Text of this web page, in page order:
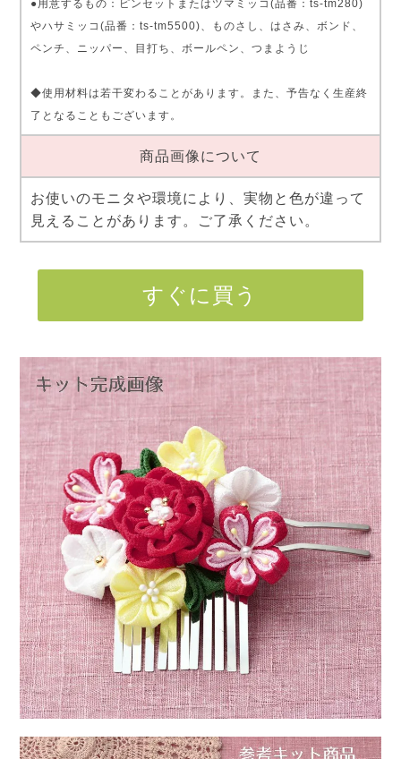
●用意するもの：ピンセットまたはツマミッコ(品番：ts-tm280)
やハサミッコ(品番：ts-tm5500)、ものさし、はさみ、ボンド、
ペンチ、ニッパー、目打ち、ボールペン、つまようじ
◆使用材料は若干変わることがあります。また、予告なく生産終
了となることもございます。
商品画像について
お使いのモニタや環境により、実物と色が違って
見えることがあります。ご了承ください。
すぐに買う